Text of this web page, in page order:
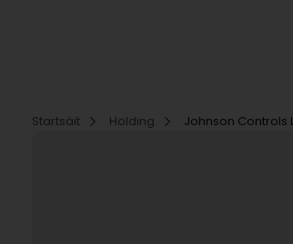
Startsäit
Holding Johnson Controls